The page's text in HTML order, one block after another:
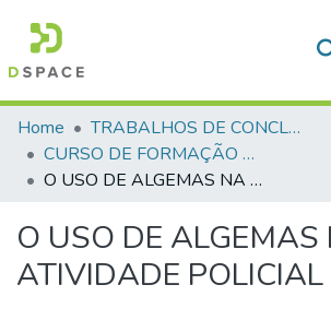
Communities & Collections
All of DSpace
Home
TRABALHOS DE CONCLUSÃO DE CURSO - CFP (CURSO DE FORMAÇÃO DE PRAÇAS)
CURSO DE FORMAÇÃO DE PRAÇAS - CFP - 2018
O USO DE ALGEMAS NA ATIVIDADE POLICIAL
O USO DE ALGEMAS
ATIVIDADE POLICIAL